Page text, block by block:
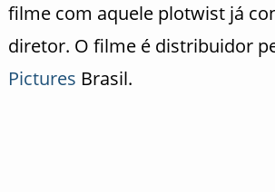
filme com aquele plotwist já
diretor. O filme é distribuidor
Pictures Brasil.